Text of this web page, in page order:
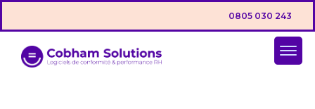
0805 030 243